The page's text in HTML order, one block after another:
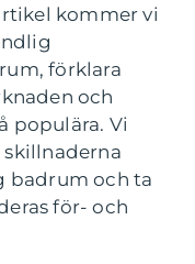
kommer vi
förklara
och
populära. Vi
badrum och ta
för- och